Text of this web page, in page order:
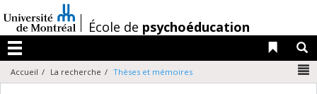
au
contenu
/École de psychoéducation
Menu
Liens
Accueil La recherche Thèses et mémoires